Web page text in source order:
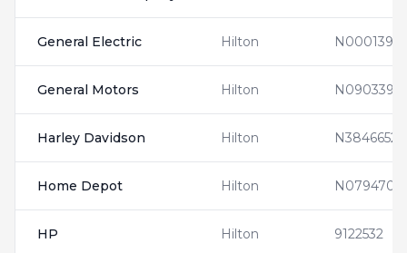
General Electric Hilton N0001398
General Motors Hilton N0903395
Harley Davidson Hilton N3846652
Home Depot Hilton N0794705
HP Hilton 9122532